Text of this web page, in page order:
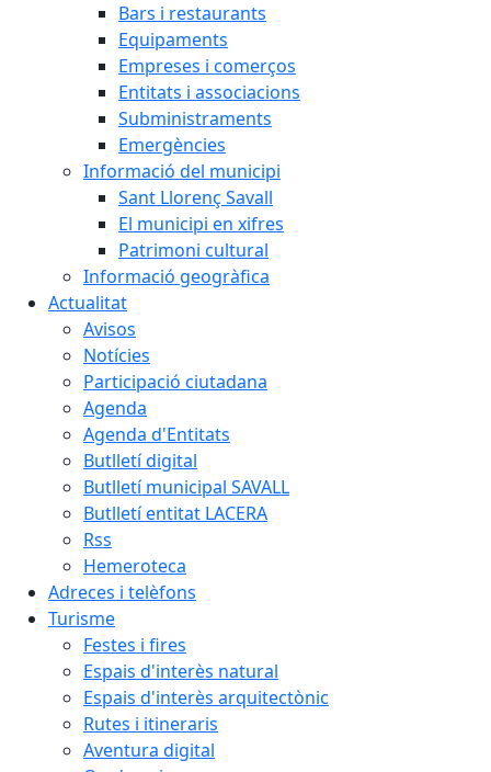
Bars i restaurants
Equipaments
Empreses i comerços
Entitats i associacions
Subministraments
Emergències
Informació del municipi
Sant Llorenç Savall
El municipi en xifres
Patrimoni cultural
Informació geogràfica
Actualitat
Avisos
Notícies
Participació ciutadana
Agenda
Agenda d'Entitats
Butlletí digital
Butlletí municipal SAVALL
Butlletí entitat LACERA
Rss
Hemeroteca
Adreces i telèfons
Turisme
Festes i fires
Espais d'interès natural
Espais d'interès arquitectònic
Rutes i itineraris
Aventura digital